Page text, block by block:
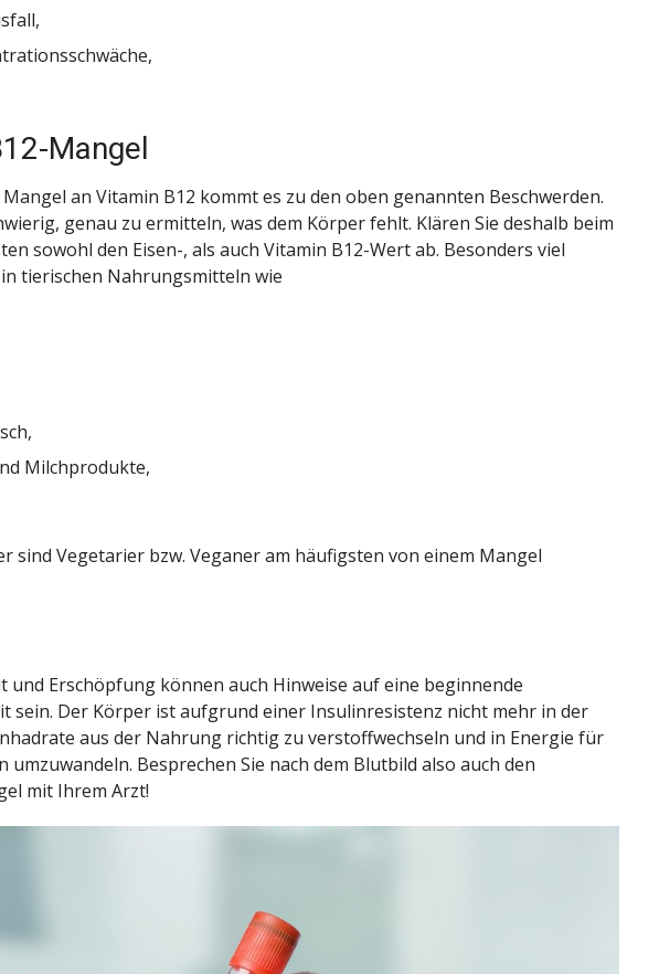
Mangel
an Vitamin B12 kommt es zu den oben genannten Beschwerden.
genau zu ermitteln, was dem Körper fehlt. Klären Sie deshalb beim
sowohl den Eisen-, als auch Vitamin B12-Wert ab. Besonders viel
tierischen Nahrungsmitteln wie
Milchprodukte,
sind Vegetarier bzw. Veganer am häufigsten von einem Mangel
und Erschöpfung können auch Hinweise auf eine beginnende
sein. Der Körper ist aufgrund einer Insulinresistenz nicht mehr in der
aus der Nahrung richtig zu verstoffwechseln und in Energie für
umzuwandeln. Besprechen Sie nach dem Blutbild also auch den
mit Ihrem Arzt!